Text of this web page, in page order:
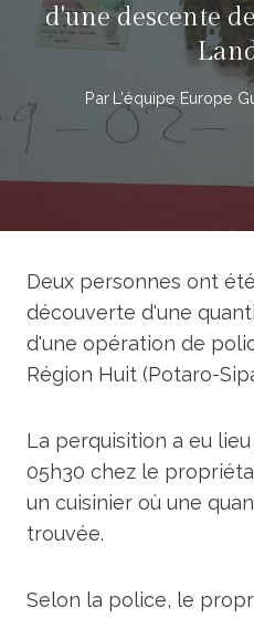
d'une descente
Par L'équipe Europe
Deux personnes ont
découverte d'une
d'une opération de
Région Huit (Potaro-
La perquisition a eu
05h30 chez le
un cuisinier où une
trouvée.
Selon la police, le